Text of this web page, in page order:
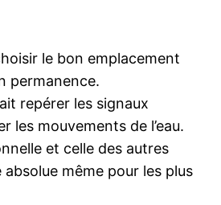
le bon emplacement
permanence.
repérer les signaux
les mouvements de l’eau.
et celle des autres
même pour les plus